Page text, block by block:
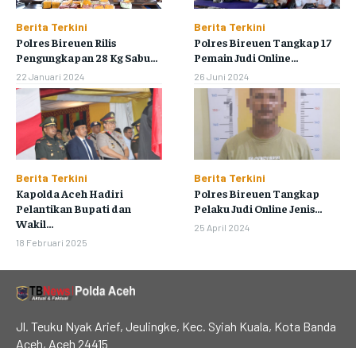
Berita Terkini
Polres Bireuen Rilis
Pengungkapan 28 Kg Sabu...
22 Januari 2024
Berita Terkini
Polres Bireuen Tangkap 17
Pemain Judi Online...
26 Juni 2024
Berita Terkini
Kapolda Aceh Hadiri
Pelantikan Bupati dan
Wakil...
18 Februari 2025
Berita Terkini
Polres Bireuen Tangkap
Pelaku Judi Online Jenis...
25 April 2024
Jl. Teuku Nyak Arief, Jeulingke, Kec. Syiah Kuala, Kota Banda
Aceh, Aceh 24415